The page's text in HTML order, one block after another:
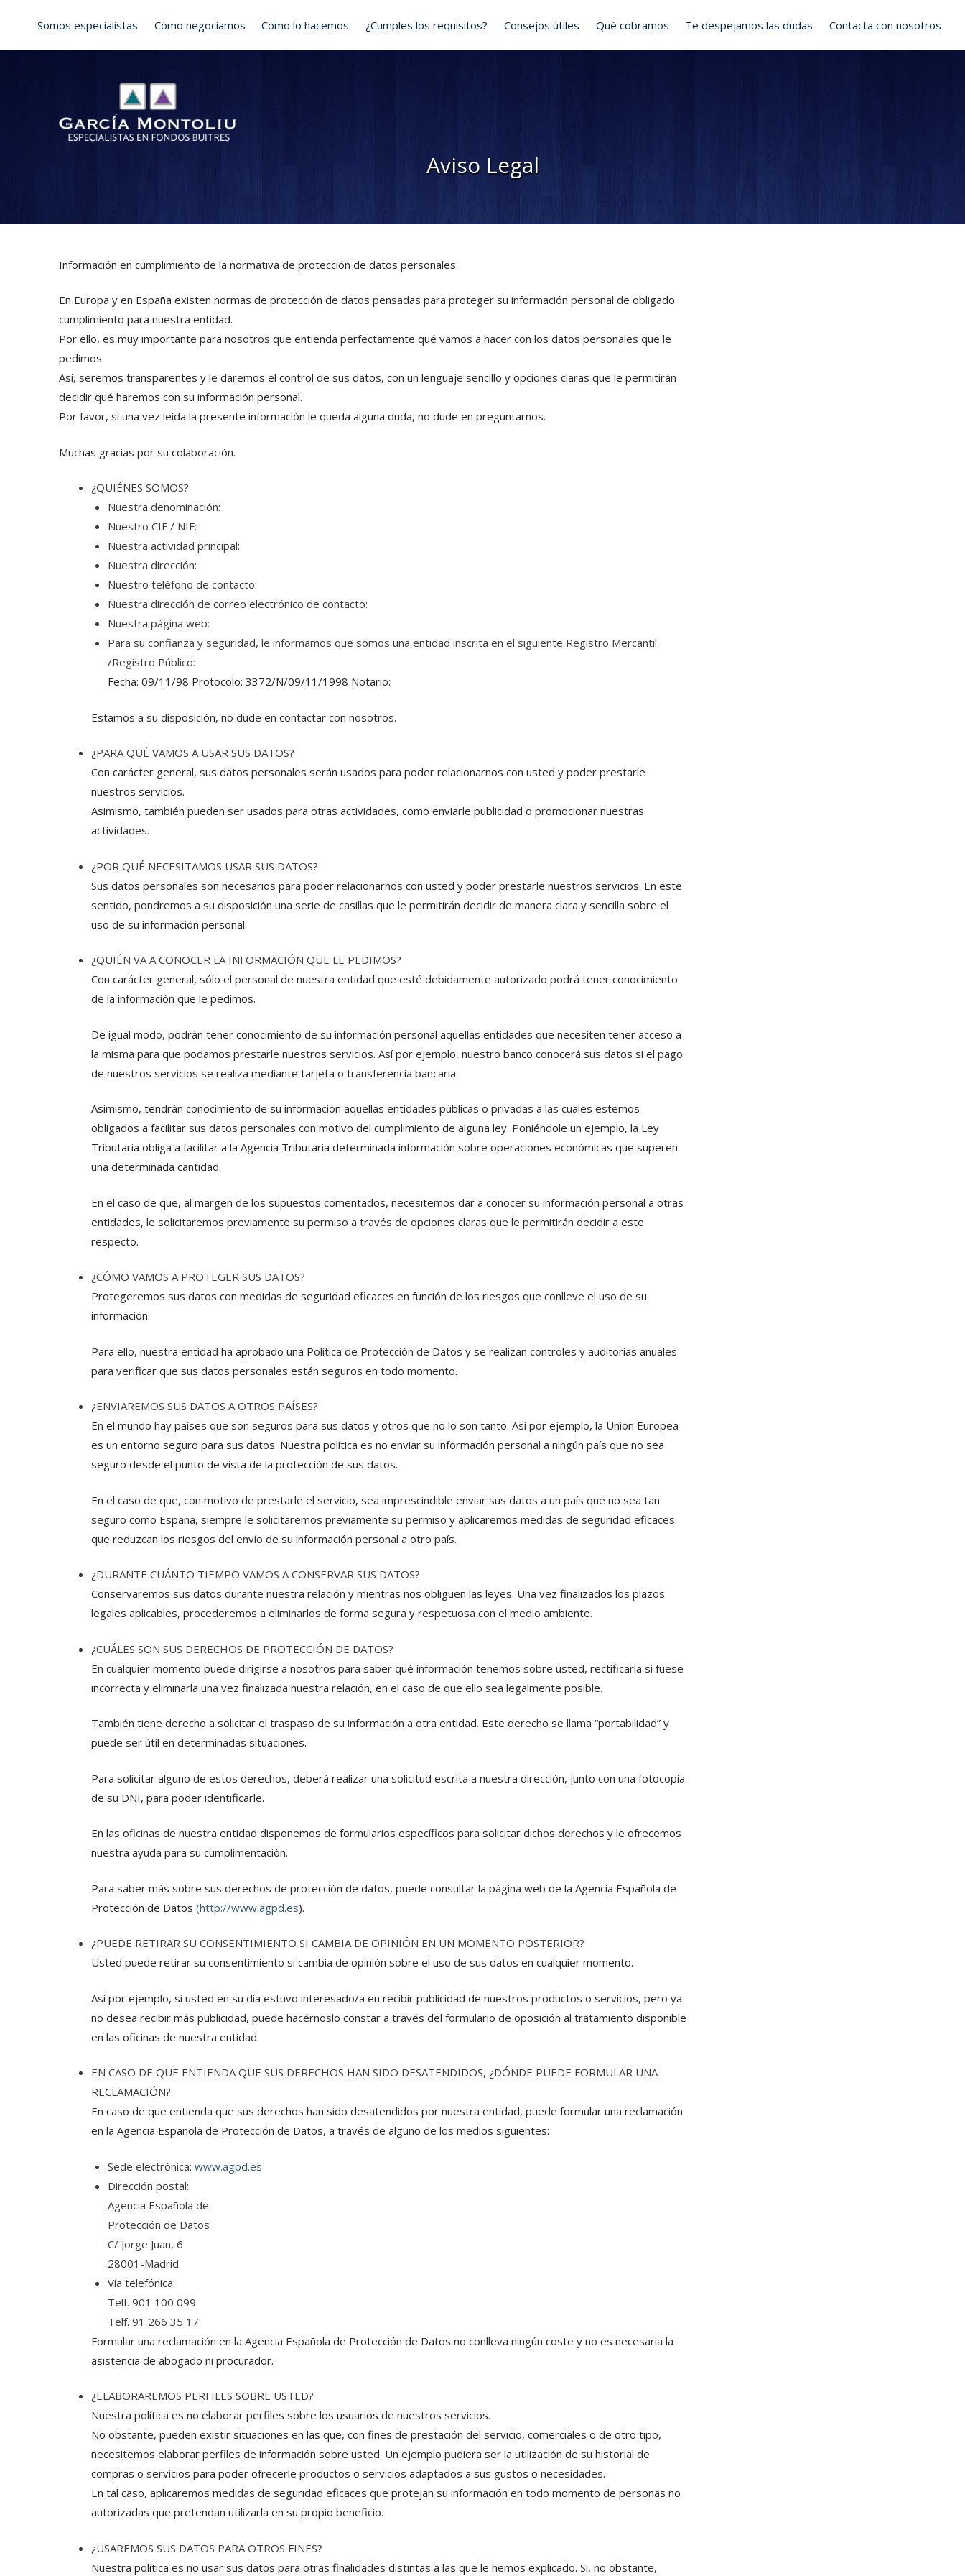
content
Aviso Legal
Información en cumplimiento de la normativa de protección de datos personales
En Europa y en España existen normas de protección de datos pensadas para proteger su información personal de obligado
cumplimiento para nuestra entidad.
Por ello, es muy importante para nosotros que entienda perfectamente qué vamos a hacer con los datos personales que le
pedimos.
Así, seremos transparentes y le daremos el control de sus datos, con un lenguaje sencillo y opciones claras que le permitirán
decidir qué haremos con su información personal.
Por favor, si una vez leída la presente información le queda alguna duda, no dude en preguntarnos.
Muchas gracias por su colaboración.
¿QUIÉNES SOMOS?
Nuestra denominación:
Nuestro CIF / NIF:
Nuestra actividad principal:
Nuestra dirección:
Nuestro teléfono de contacto:
Nuestra dirección de correo electrónico de contacto:
Nuestra página web:
Para su confianza y seguridad, le informamos que somos una entidad inscrita en el siguiente Registro Mercantil
/Registro Público:
Fecha: 09/11/98 Protocolo: 3372/N/09/11/1998 Notario:
Estamos a su disposición, no dude en contactar con nosotros.
¿PARA QUÉ VAMOS A USAR SUS DATOS?
Con carácter general, sus datos personales serán usados para poder relacionarnos con usted y poder prestarle
nuestros servicios.
Asimismo, también pueden ser usados para otras actividades, como enviarle publicidad o promocionar nuestras
actividades.
¿POR QUÉ NECESITAMOS USAR SUS DATOS?
Sus datos personales son necesarios para poder relacionarnos con usted y poder prestarle nuestros servicios. En este
sentido, pondremos a su disposición una serie de casillas que le permitirán decidir de manera clara y sencilla sobre el
uso de su información personal.
¿QUIÉN VA A CONOCER LA INFORMACIÓN QUE LE PEDIMOS?
Con carácter general, sólo el personal de nuestra entidad que esté debidamente autorizado podrá tener conocimiento
de la información que le pedimos.
De igual modo, podrán tener conocimiento de su información personal aquellas entidades que necesiten tener acceso a
la misma para que podamos prestarle nuestros servicios. Así por ejemplo, nuestro banco conocerá sus datos si el pago
de nuestros servicios se realiza mediante tarjeta o transferencia bancaria.
Asimismo, tendrán conocimiento de su información aquellas entidades públicas o privadas a las cuales estemos
obligados a facilitar sus datos personales con motivo del cumplimiento de alguna ley. Poniéndole un ejemplo, la Ley
Tributaria obliga a facilitar a la Agencia Tributaria determinada información sobre operaciones económicas que superen
una determinada cantidad.
En el caso de que, al margen de los supuestos comentados, necesitemos dar a conocer su información personal a otras
entidades, le solicitaremos previamente su permiso a través de opciones claras que le permitirán decidir a este
respecto.
¿CÓMO VAMOS A PROTEGER SUS DATOS?
Protegeremos sus datos con medidas de seguridad eficaces en función de los riesgos que conlleve el uso de su
información.
Para ello, nuestra entidad ha aprobado una Política de Protección de Datos y se realizan controles y auditorías anuales
para verificar que sus datos personales están seguros en todo momento.
¿ENVIAREMOS SUS DATOS A OTROS PAÍSES?
En el mundo hay países que son seguros para sus datos y otros que no lo son tanto. Así por ejemplo, la Unión Europea
es un entorno seguro para sus datos. Nuestra política es no enviar su información personal a ningún país que no sea
seguro desde el punto de vista de la protección de sus datos.
En el caso de que, con motivo de prestarle el servicio, sea imprescindible enviar sus datos a un país que no sea tan
seguro como España, siempre le solicitaremos previamente su permiso y aplicaremos medidas de seguridad eficaces
que reduzcan los riesgos del envío de su información personal a otro país.
¿DURANTE CUÁNTO TIEMPO VAMOS A CONSERVAR SUS DATOS?
Conservaremos sus datos durante nuestra relación y mientras nos obliguen las leyes. Una vez finalizados los plazos
legales aplicables, procederemos a eliminarlos de forma segura y respetuosa con el medio ambiente.
¿CUÁLES SON SUS DERECHOS DE PROTECCIÓN DE DATOS?
En cualquier momento puede dirigirse a nosotros para saber qué información tenemos sobre usted, rectificarla si fuese
incorrecta y eliminarla una vez finalizada nuestra relación, en el caso de que ello sea legalmente posible.
También tiene derecho a solicitar el traspaso de su información a otra entidad. Este derecho se llama “portabilidad” y
puede ser útil en determinadas situaciones.
Para solicitar alguno de estos derechos, deberá realizar una solicitud escrita a nuestra dirección, junto con una fotocopia
de su DNI, para poder identificarle.
En las oficinas de nuestra entidad disponemos de formularios específicos para solicitar dichos derechos y le ofrecemos
nuestra ayuda para su cumplimentación.
Para saber más sobre sus derechos de protección de datos, puede consultar la página web de la Agencia Española de
Protección de Datos (http://www.agpd.es).
¿PUEDE RETIRAR SU CONSENTIMIENTO SI CAMBIA DE OPINIÓN EN UN MOMENTO POSTERIOR?
Usted puede retirar su consentimiento si cambia de opinión sobre el uso de sus datos en cualquier momento.
Así por ejemplo, si usted en su día estuvo interesado/a en recibir publicidad de nuestros productos o servicios, pero ya
no desea recibir más publicidad, puede hacérnoslo constar a través del formulario de oposición al tratamiento disponible
en las oficinas de nuestra entidad.
EN CASO DE QUE ENTIENDA QUE SUS DERECHOS HAN SIDO DESATENDIDOS, ¿DÓNDE PUEDE FORMULAR UNA
RECLAMACIÓN?
En caso de que entienda que sus derechos han sido desatendidos por nuestra entidad, puede formular una reclamación
en la Agencia Española de Protección de Datos, a través de alguno de los medios siguientes:
Sede electrónica: www.agpd.es
Dirección postal:
Agencia Española de
Protección de Datos
C/ Jorge Juan, 6
28001-Madrid
Vía telefónica:
Telf. 901 100 099
Telf. 91 266 35 17
Formular una reclamación en la Agencia Española de Protección de Datos no conlleva ningún coste y no es necesaria la
asistencia de abogado ni procurador.
¿ELABORAREMOS PERFILES SOBRE USTED?
Nuestra política es no elaborar perfiles sobre los usuarios de nuestros servicios.
No obstante, pueden existir situaciones en las que, con fines de prestación del servicio, comerciales o de otro tipo,
necesitemos elaborar perfiles de información sobre usted. Un ejemplo pudiera ser la utilización de su historial de
compras o servicios para poder ofrecerle productos o servicios adaptados a sus gustos o necesidades.
En tal caso, aplicaremos medidas de seguridad eficaces que protejan su información en todo momento de personas no
autorizadas que pretendan utilizarla en su propio beneficio.
¿USAREMOS SUS DATOS PARA OTROS FINES?
Nuestra política es no usar sus datos para otras finalidades distintas a las que le hemos explicado. Si, no obstante,
Somos especialistas Cómo negociamos Cómo lo hacemos ¿Cumples los requisitos? Consejos útiles Qué cobramos Te despejamos las dudas Contacta con nosotros